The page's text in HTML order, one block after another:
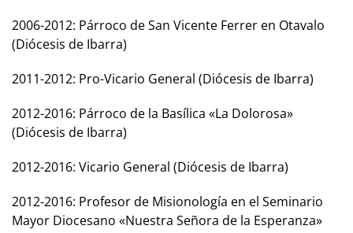
2006-2012: Párroco de San Vicente Ferrer en Otavalo
(Diócesis de Ibarra)
2011-2012: Pro-Vicario General (Diócesis de Ibarra)
2012-2016: Párroco de la Basílica «La Dolorosa»
(Diócesis de Ibarra)
2012-2016: Vicario General (Diócesis de Ibarra)
2012-2016: Profesor de Misionología en el Seminario
Mayor Diocesano «Nuestra Señora de la Esperanza»